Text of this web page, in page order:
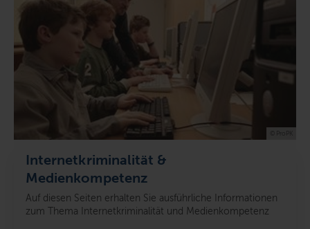
Internetkriminalität &
Medienkompetenz
Auf diesen Seiten erhalten Sie ausführliche Informationen
zum Thema Internetkriminalität und Medienkompetenz